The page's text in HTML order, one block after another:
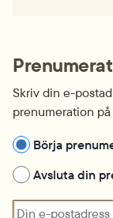
Skriv din e-
prenumeration
Hantera
Börja
Avsluta din
Din e-postadress